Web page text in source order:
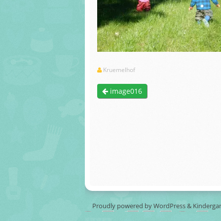
Kruemelhof
image016
Proudly powered by WordPress&